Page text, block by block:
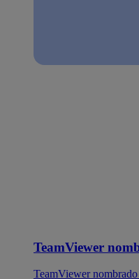
TeamViewer
TeamViewer